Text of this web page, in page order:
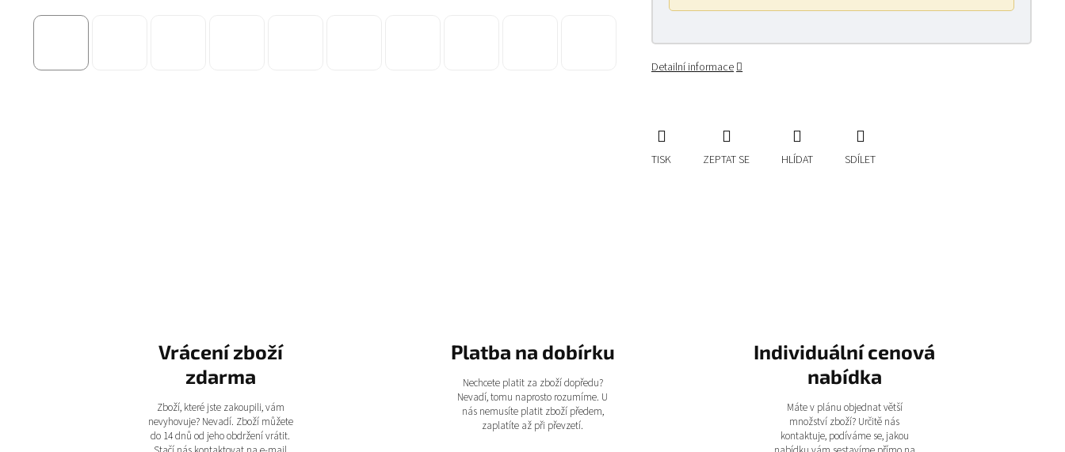
Detailní informace
TISK ZEPTAT SE HLÍDAT SDÍLET
Vrácení zboží
zdarma
Zboží, které jste zakoupili, vám
nevyhovuje? Nevadí. Zboží můžete
do 14 dnů od jeho obdržení vrátit.
Platba na dobírku
Nechcete platit za zboží dopředu?
Nevadí, tomu naprosto rozumíme. U
nás nemusíte platit zboží předem,
zaplatíte až při převzetí.
Individuální cenová
nabídka
Máte v plánu objednat větší
množství zboží? Určitě nás
kontaktuje, podíváme se, jakou